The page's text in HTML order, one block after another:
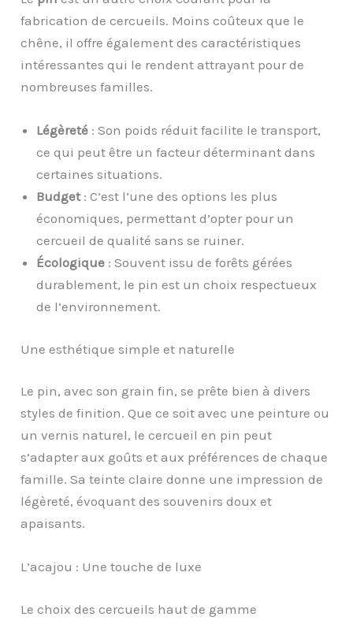
fabrication de cercueils. Moins coûteux que le
chêne, il offre également des caractéristiques
intéressantes qui le rendent attrayant pour de
nombreuses familles.
Légèreté : Son poids réduit facilite le transport,
ce qui peut être un facteur déterminant dans
certaines situations.
Budget: C’est l’une des options les plus
économiques, permettant d’opter pour un
cercueil de qualité sans se ruiner.
Écologique : Souvent issu de forêts gérées
durablement, le pin est un choix respectueux
de l’environnement.
Une esthétique simple et naturelle
Le pin, avec son grain fin, se prête bien à divers
styles de finition. Que ce soit avec une peinture ou
un vernis naturel, le cercueil en pin peut
s’adapter aux goûts et aux préférences de chaque
famille. Sa teinte claire donne une impression de
légèreté, évoquant des souvenirs doux et
apaisants.
L’acajou : Une touche de luxe
Le choix des cercueils haut de gamme